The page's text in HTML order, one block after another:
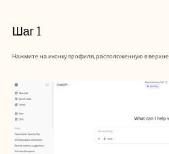
Шаг 1
Нажмите на иконку профиля, расположенную в